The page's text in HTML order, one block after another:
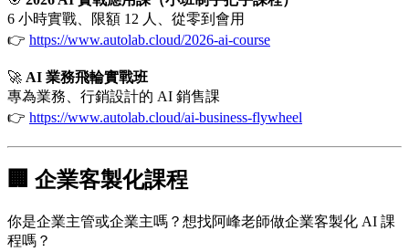
6 小時實戰、限額 12 人、從零到會用
👉 https://www.autolab.cloud/2026-ai-course
🚀 AI 業務飛輪實戰班
專為業務、行銷設計的 AI 銷售課
👉 https://www.autolab.cloud/ai-business-flywheel
🏢 企業客製化課程
你是企業主管或企業主嗎？想找阿峰老師做企業客製化 AI 課
程嗎？